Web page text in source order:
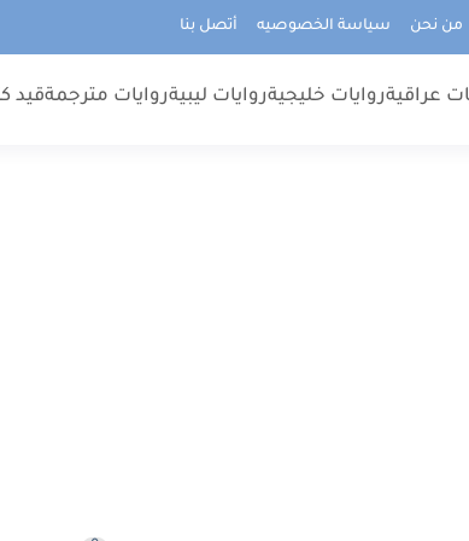
من نحن سياسة الخصوصيه أتصل بنا
عراقيةروايات خليجيةروايات ليبيةروايات مترجمةقيد